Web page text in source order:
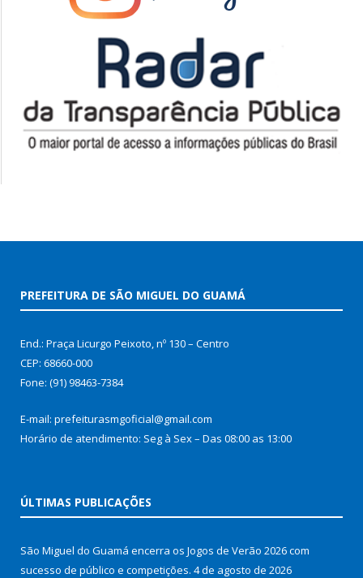
PREFEITURA DE SÃO MIGUEL DO GUAMÁ
End.: Praça Licurgo Peixoto, nº 130 – Centro
CEP: 68660-000
Fone: (91) 98463-7384
E-mail: prefeiturasmgoficial@gmail.com
Horário de atendimento: Seg à Sex – Das 08:00 as 13:00
ÚLTIMAS PUBLICAÇÕES
São Miguel do Guamá encerra os Jogos de Verão 2026 com
sucesso de público e competições. 4 de agosto de 2026